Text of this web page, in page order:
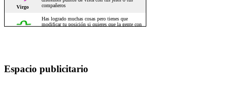
Espacio publicitario